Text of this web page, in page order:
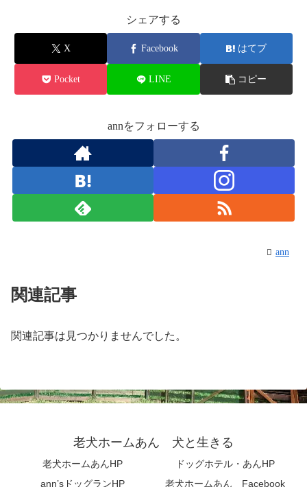
シェアする
X Facebook はてブ
Pocket LINE コピー
annをフォローする
ann
関連記事
関連記事は見つかりませんでした。
老犬ホームあん 犬と生きる
老犬ホームあんHP
ドッグホテル・あんHP
ann’sドッグランHP
老犬ホームあん Facebook